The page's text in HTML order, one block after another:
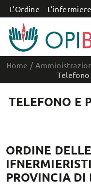
Salta al contenuto
L’Ordine L’infermiere
Home /
TELEFONO E
ORDINE
PROVINCIA DI